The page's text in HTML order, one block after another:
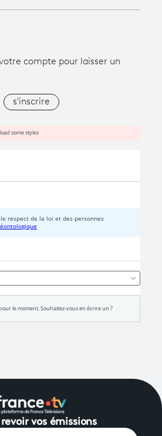
compte pour laisser un
s'inscrire
vos émissions